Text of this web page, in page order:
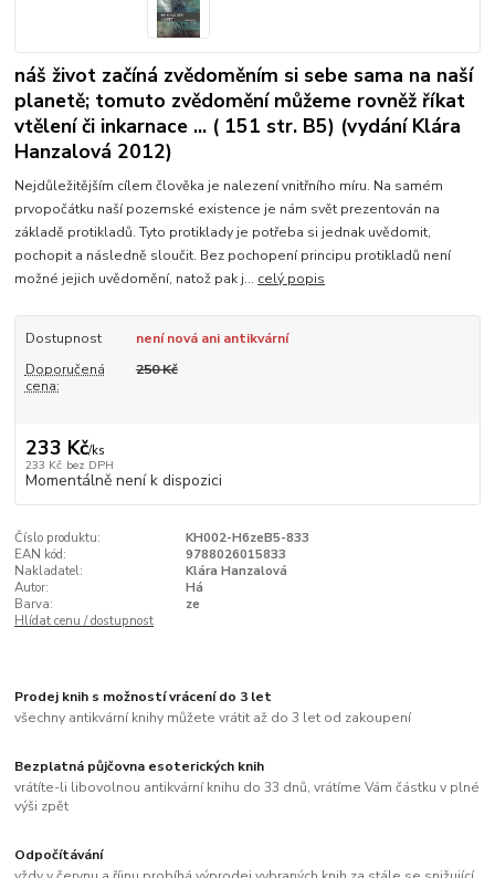
náš život začíná zvědoměním si sebe sama na naší
planetě; tomuto zvědomění můžeme rovněž říkat
vtělení či inkarnace ... ( 151 str. B5) (vydání Klára
Hanzalová 2012)
Nejdůležitějším cílem člověka je nalezení vnitřního míru. Na samém
prvopočátku naší pozemské existence je nám svět prezentován na
základě protikladů. Tyto protiklady je potřeba si jednak uvědomit,
pochopit a následně sloučit. Bez pochopení principu protikladů není
možné jejich uvědomění, natož pak j... celý popis
Dostupnost
není nová ani antikvární
Doporučená
cena:
250 Kč
233 Kč/ks
233 Kč bez DPH
Momentálně není k dispozici
Číslo produktu:
KH002-H6zeB5-833
EAN kód:
9788026015833
Nakladatel:
Klára Hanzalová
Autor:
Há
Barva:
ze
Hlídat cenu / dostupnost
Prodej knih s možností vrácení do 3 let
všechny antikvární knihy můžete vrátit až do 3 let od zakoupení
Bezplatná půjčovna esoterických knih
vrátíte-li libovolnou antikvární knihu do 33 dnů, vrátíme Vám částku v plné
výši zpět
Odpočítávání